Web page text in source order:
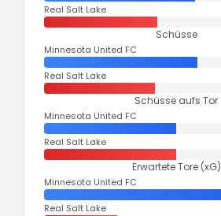
Real Salt Lake
Schüsse
Minnesota United FC
Real Salt Lake
Schüsse aufs Tor
Minnesota United FC
Real Salt Lake
Erwartete Tore (xG)
Minnesota United FC
Real Salt Lake